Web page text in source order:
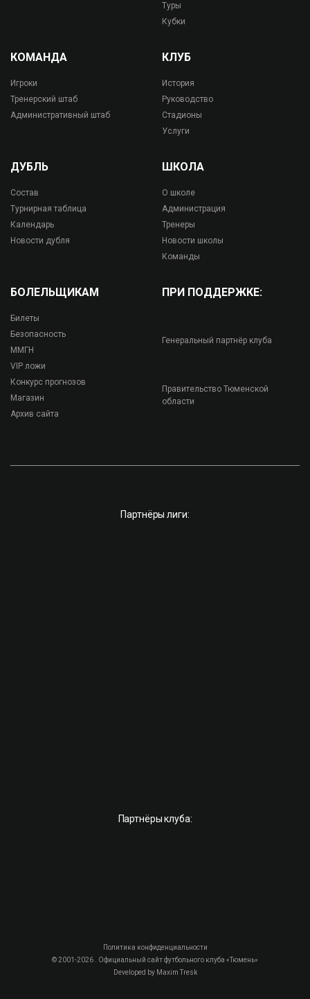
Туры
Кубки
КОМАНДА
Игроки
Тренерский штаб
Административный штаб
КЛУБ
История
Руководство
Стадионы
Услуги
ДУБЛЬ
Состав
Турнирная таблица
Календарь
Новости дубля
ШКОЛА
О школе
Администрация
Тренеры
Новости школы
Команды
БОЛЕЛЬЩИКАМ
Билеты
Безопасность
ММГН
VIP ложи
Конкурс прогнозов
Магазин
Архив сайта
ПРИ ПОДДЕРЖКЕ:
Генеральный партнёр клуба
Правительство Тюменской
области
Партнёры лиги:
Партнёры клуба:
Политика конфиденциальности
© 2001-2026 . Официальный сайт футбольного клуба «Тюмень»
Developed by Maxim Tresk